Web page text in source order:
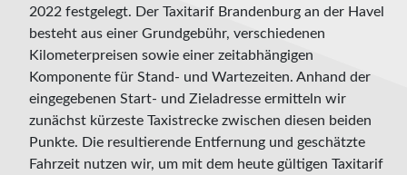
2022 festgelegt. Der Taxitarif Brandenburg an der Havel
besteht aus einer Grundgebühr, verschiedenen
Kilometerpreisen sowie einer zeitabhängigen
Komponente für Stand- und Wartezeiten. Anhand der
eingegebenen Start- und Zieladresse ermitteln wir
zunächst kürzeste Taxistrecke zwischen diesen beiden
Punkte. Die resultierende Entfernung und geschätzte
Fahrzeit nutzen wir, um mit dem heute gültigen Taxitarif